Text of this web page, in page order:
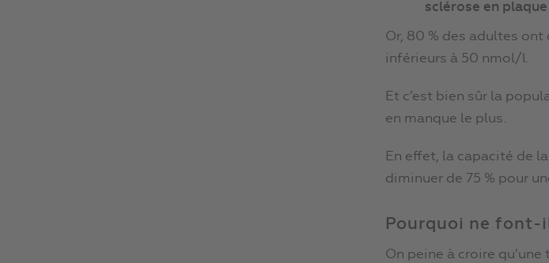
sclérose en plaque
Or, 80 % des adultes
inférieurs à 50 nmol/l.
Et c’est bien sûr la
en manque le plus.
En effet, la capacité de
diminuer de 75 % pour
Pourquoi ne font-
On peine à croire